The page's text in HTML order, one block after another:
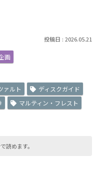
2026.05.21
画
ァルト
ディスクガイド
マルティン・フレスト
で読めます。